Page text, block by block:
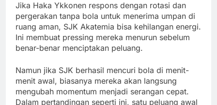
Jika Haka Ykkonen respons dengan rotasi dan
pergerakan tanpa bola untuk menerima umpan di
ruang aman, SJK Akatemia bisa kehilangan energi.
Ini membuat pressing mereka menurun sebelum
benar-benar menciptakan peluang.
Namun jika SJK berhasil mencuri bola di menit-
menit awal, biasanya mereka akan langsung
mengubah momentum menjadi serangan cepat.
Dalam pertandingan seperti ini, satu peluang awal